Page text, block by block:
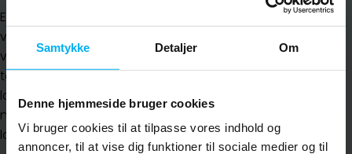
Samtykke Detaljer Om
Denne hjemmeside bruger cookies
Vi bruger cookies til at tilpasse vores indhold og
annoncer, til at vise dig funktioner til sociale medier og til
En rodbehandlet tand kan
være mere skrøbelig. Derfor
vurderer vi altid, hvordan
tanden bedst beskyttes på
lang sigt, så du kan tygge
normalt og bevare tanden
længst muligt.